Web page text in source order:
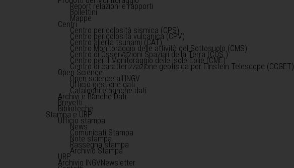
Report relazioni e rapporti
Bollettini
Mappe
Centri
Centro pericolosità sismica (CPS)
Centro pericolosità vulcanica (CPV)
Centro allerta tsunami (CAT)
Centro Monitoraggio delle attività del Sottosuolo (CMS)
Centro di Osservazioni Spaziali della Terra (COS )
Centro per il Monitoraggio delle Isole Eolie (CME)
Centro di caratterizzazione geofisica per Einstein Telescope (CCGET)
Open Science
Open science all'INGV
Ufficio gestione dati
Cataloghi e banche dati
Archivi e Banche Dati
Brevetti
Biblioteche
Stampa e URP
Ufficio stampa
News
Comunicati Stampa
Note stampa
Rassegna stampa
Archivio Stampa
URP
Archivio INGVNewsletter